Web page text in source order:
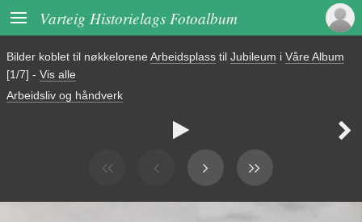
 Varteig Historielags Fotoalbum
Bilder koblet til nøkkelorene Arbeidsplass til Jubileum i Våre Album
[1/7] - Vis alle
Arbeidsliv og håndverk
 